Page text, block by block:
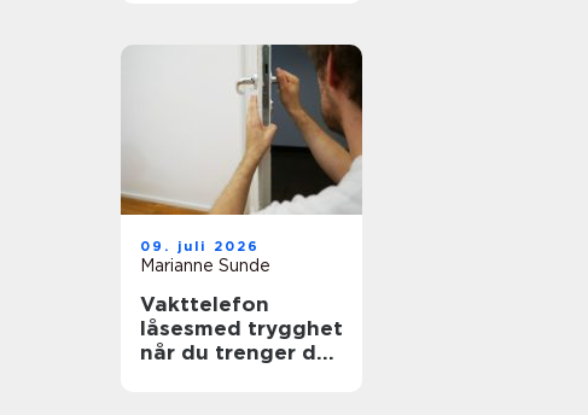
09. juli 2026
Marianne Sunde
Vakttelefon
låsesmed trygghet
når du trenger det